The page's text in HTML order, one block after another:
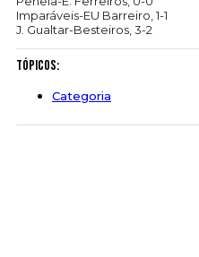
Imparáveis-EU Barreiro, 1-1
J. Gualtar-Besteiros, 3-2
Tópicos:
Categoria